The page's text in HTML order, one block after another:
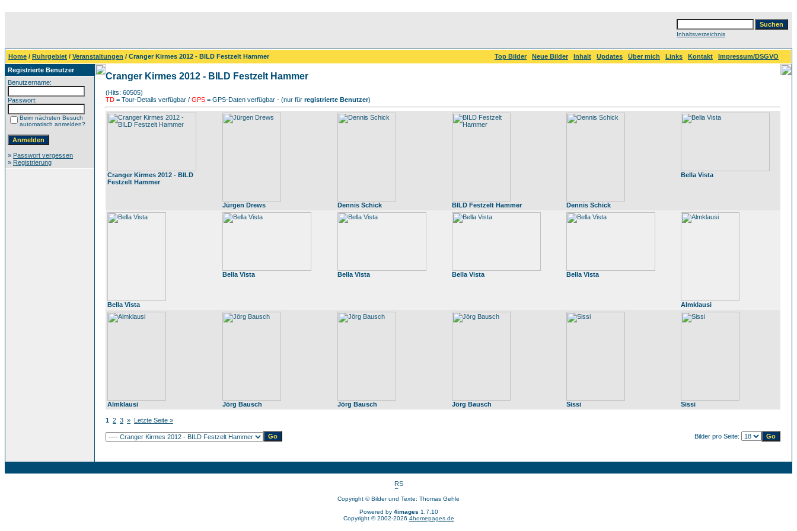
Inhaltsverzeichnis
Home / Ruhrgebiet / Veranstaltungen / Cranger Kirmes 2012 - BILD Festzelt Hammer Top Bilder Neue Bilder Inhalt Updates Über mich Links Kontakt
Impressum/DSGVO
Registrierte Benutzer
Benutzername:
Passwort:
Beim nächsten Besuch
automatisch anmelden?
» Passwort vergessen
» Registrierung
Cranger Kirmes 2012 - BILD Festzelt Hammer
(Hits: 60505)
TD = Tour-Details verfügbar / GPS = GPS-Daten verfügbar - (nur für registrierte Benutzer)
Cranger Kirmes 2012 - BILD
Festzelt Hammer
Jürgen Drews Dennis Schick BILD Festzelt Hammer Dennis Schick
Bella Vista
Bella Vista
Bella Vista Bella Vista Bella Vista Bella Vista
Almklausi
Almklausi Jörg Bausch Jörg Bausch Jörg Bausch Sissi Sissi
1 2 3 » Letzte Seite »
Bilder pro Seite:
Copyright © Bilder und Texte: Thomas Gehle
Powered by 4images 1.7.10
Copyright © 2002-2026 4homepages.de